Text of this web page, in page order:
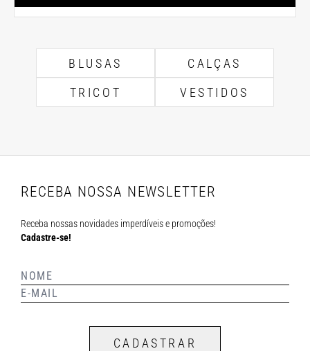
BLUSAS
CALÇAS
TRICOT
VESTIDOS
RECEBA NOSSA NEWSLETTER
Receba nossas novidades imperdíveis e promoções!
Cadastre-se!
CADASTRAR